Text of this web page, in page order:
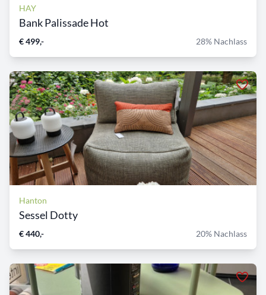
HAY
Bank Palissade Hot
€ 499,- 28% Nachlass
Hanton
Sessel Dotty
€ 440,- 20% Nachlass